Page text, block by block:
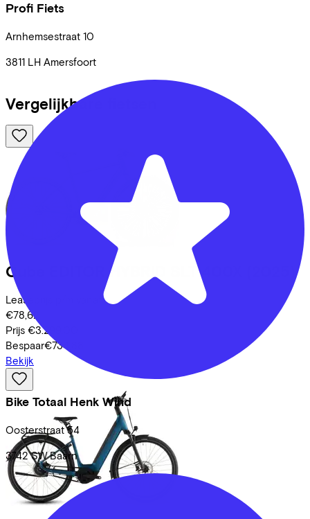
Profi Fiets
Arnhemsestraat 10
3811 LH Amersfoort
Bike Totaal Henk Wind
Oosterstraat 54
3742 SW Baarn
Vergelijkbare fietsen
Cube EDITOR HYBRID SLT 400X
Leaseprijs p/m vanaf
€78,62
Prijs €3.299,00
Bespaar€734,88
Bekijk